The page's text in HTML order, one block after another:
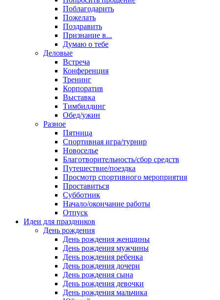
Поблагодарить
Пожелать
Поздравить
Признание в...
Думаю о тебе
Деловые
Встреча
Конференция
Тренинг
Корпоратив
Выставка
Тимбилдинг
Обед/ужин
Разное
Пятница
Спортивная игра/турнир
Новоселье
Благотворительность/сбор средств
Путешествие/поездка
Просмотр спортивного мероприятия
Проставиться
Субботник
Начало/окончание работы
Отпуск
Идеи для праздников
День рождения
День рождения женщины
День рождения мужчины
День рождения ребенка
День рождения дочери
День рождения сына
День рождения девочки
День рождения мальчика